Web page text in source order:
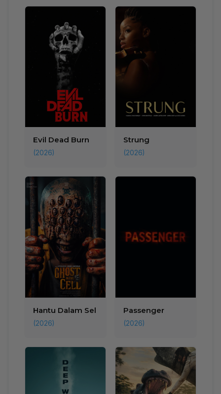
Evil Dead Burn
(2026)
Strung
(2026)
Hantu Dalam Sel
(2026)
Passenger
(2026)